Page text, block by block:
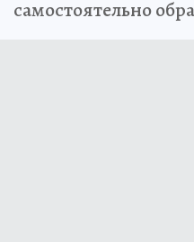
самостоятельно